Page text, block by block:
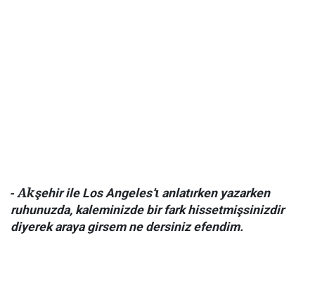
- Akşehir ile Los Angeles’ı anlatırken yazarken
ruhunuzda, kaleminizde bir fark hissetmişsinizdir
diyerek araya girsem ne dersiniz efendim.